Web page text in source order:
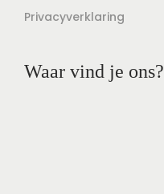
Privacyverklaring
Waar vind je ons?